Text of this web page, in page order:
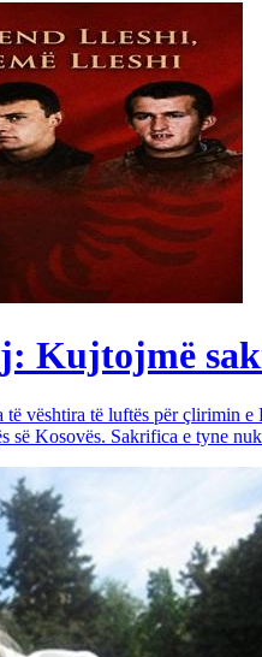
Kujtojmë
vështira të luftës për çlirimin
së Kosovës. Sakrifica e tyne